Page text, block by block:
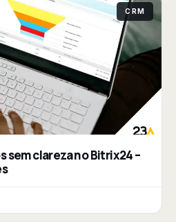
CRM
sem clareza no Bitrix24 –